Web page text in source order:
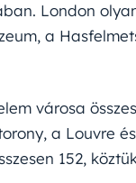
London
a
városa
a Louvre
152,